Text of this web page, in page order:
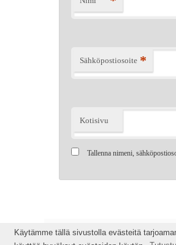
Käytämme tällä sivustolla evästeitä
Käytämme tällä sivustolla evästeitä
Sähköpostiosoite *
Kotisivu
Tallenna nimeni,